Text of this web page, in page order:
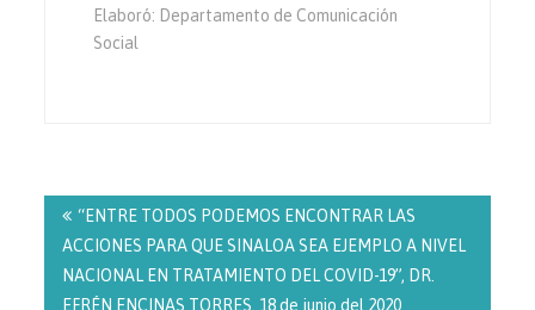
Elaboró: Departamento de Comunicación
Social
de
entradas
“ENTRE TODOS PODEMOS ENCONTRAR LAS
ACCIONES PARA QUE SINALOA SEA EJEMPLO A NIVEL
NACIONAL EN TRATAMIENTO DEL COVID-19”, DR.
EFRÉN ENCINAS TORRES. 18 de junio del 2020